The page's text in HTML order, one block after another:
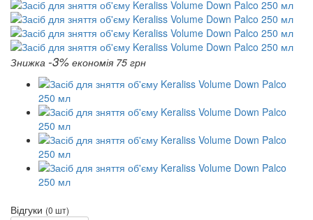
Знижка -3% економія 75 грн
Відгуки (0 шт)